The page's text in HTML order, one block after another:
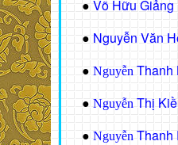
● Võ Hữu Giảng
● Nguyễn Văn
● Nguyễn Thanh
● Nguyễn Thị
● Nguyễn Thanh